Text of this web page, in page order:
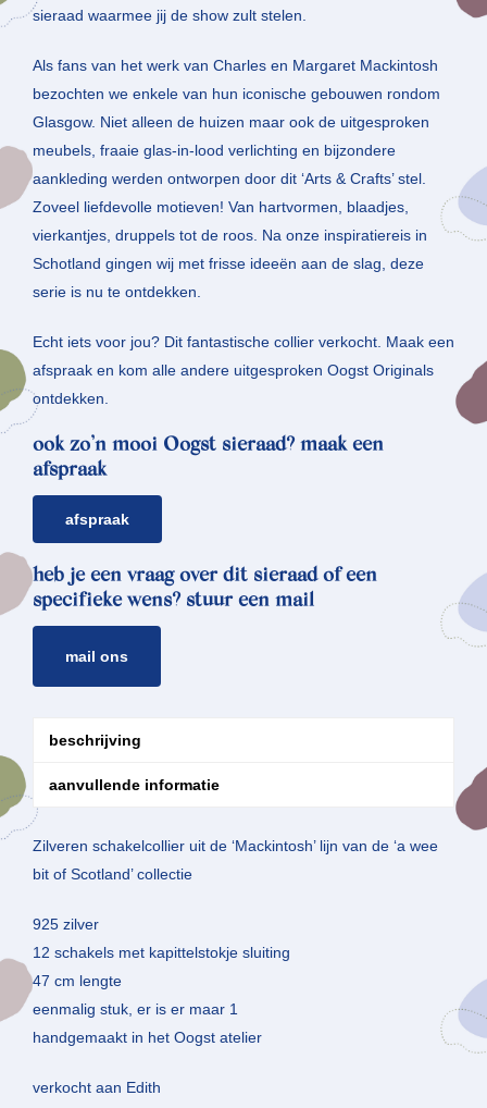
sieraad waarmee jij de show zult stelen.
Als fans van het werk van Charles en Margaret Mackintosh
bezochten we enkele van hun iconische gebouwen rondom
Glasgow. Niet alleen de huizen maar ook de uitgesproken
meubels, fraaie glas-in-lood verlichting en bijzondere
aankleding werden ontworpen door dit ‘Arts & Crafts’ stel.
Zoveel liefdevolle motieven! Van hartvormen, blaadjes,
vierkantjes, druppels tot de roos. Na onze inspiratiereis in
Schotland gingen wij met frisse ideeën aan de slag, deze
serie is nu te ontdekken.
Echt iets voor jou? Dit fantastische collier verkocht. Maak een
afspraak en kom alle andere uitgesproken Oogst Originals
ontdekken.
ook zo’n mooi Oogst sieraad? maak een
afspraak
afspraak
heb je een vraag over dit sieraad of een
specifieke wens? stuur een mail
mail ons
beschrijving
aanvullende informatie
Zilveren schakelcollier uit de ‘Mackintosh’ lijn van de ‘a wee
bit of Scotland’ collectie
925 zilver
12 schakels met kapittelstokje sluiting
47 cm lengte
eenmalig stuk, er is er maar 1
handgemaakt in het Oogst atelier
verkocht aan Edith